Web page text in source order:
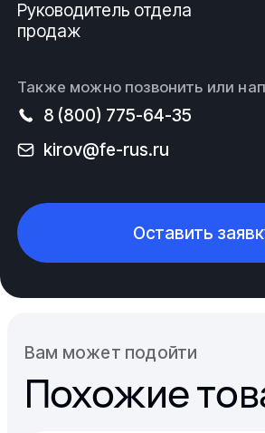
Руководитель отдела
продаж
Также можно позвонить или
8 (800) 775-64-35
kirov@fe-rus.ru
Оставить
Вам может подойти
Похожие